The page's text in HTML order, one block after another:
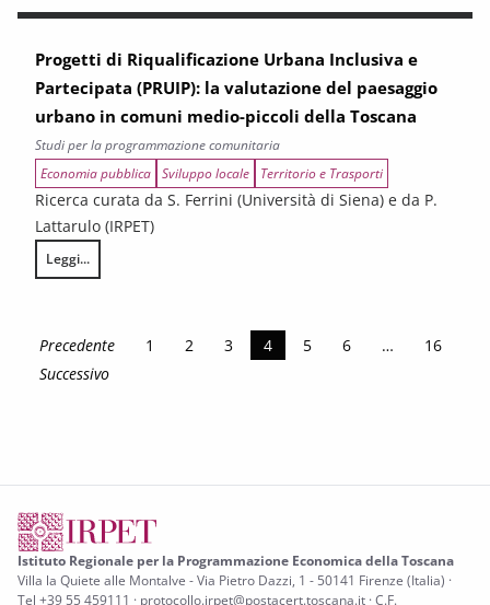
Progetti di Riqualificazione Urbana Inclusiva e
Partecipata (PRUIP): la valutazione del paesaggio
urbano in comuni medio-piccoli della Toscana
Studi per la programmazione comunitaria
Economia pubblica Sviluppo locale Territorio e Trasporti
Ricerca curata da S. Ferrini (Università di Siena) e da P.
Lattarulo (IRPET)
Leggi...
Progetti di Riqualificazione Urbana Inclusiva e Partecipata (PRUIP):
Precedente 1 2 3 4 5 6 …
16
Successivo
Istituto Regionale per la Programmazione Economica della Toscana
Villa la Quiete alle Montalve - Via Pietro Dazzi, 1 - 50141 Firenze (Italia) ·
Tel +39 55 459111 · protocollo.irpet@postacert.toscana.it · C.F.